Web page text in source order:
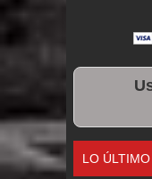
LO ÚLTIMO